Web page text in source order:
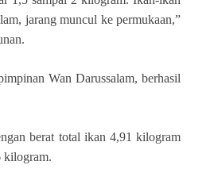
jarang muncul ke permukaan,”
Wan Darussalam, berhasil
berat total ikan 4,91 kilogram
kilogram.